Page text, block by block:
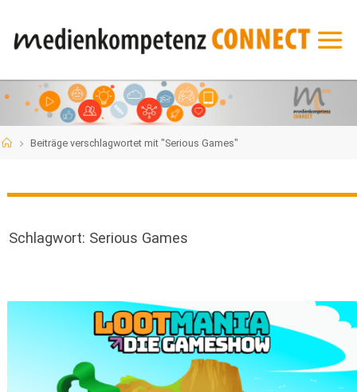
springen
StartBeiträge verschlagwortet mit "Serious Games"
Schlagwort: Serious Games